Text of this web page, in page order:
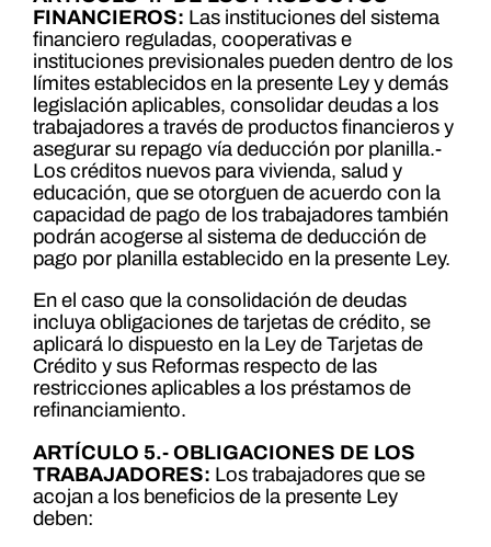
FINANCIEROS: Las instituciones del sistema
financiero reguladas, cooperativas e
instituciones previsionales pueden dentro de los
límites establecidos en la presente Ley y demás
legislación aplicables, consolidar deudas a los
trabajadores a través de productos financieros y
asegurar su repago vía deducción por planilla.-
Los créditos nuevos para vivienda, salud y
educación, que se otorguen de acuerdo con la
capacidad de pago de los trabajadores también
podrán acogerse al sistema de deducción de
pago por planilla establecido en la presente Ley.
En el caso que la consolidación de deudas
incluya obligaciones de tarjetas de crédito, se
aplicará lo dispuesto en la Ley de Tarjetas de
Crédito y sus Reformas respecto de las
restricciones aplicables a los préstamos de
refinanciamiento.
ARTÍCULO 5.- OBLIGACIONES DE LOS
TRABAJADORES: Los trabajadores que se
acojan a los beneficios de la presente Ley
deben: